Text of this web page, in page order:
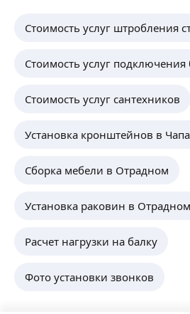
Стоимость услуг штробления
Стоимость услуг
Стоимость услуг сантехников
Установка кронштейнов в
Сборка мебели в Отрадном
Установка раковин в Отрадном
Расчет нагрузки на балку
Фото установки звонков